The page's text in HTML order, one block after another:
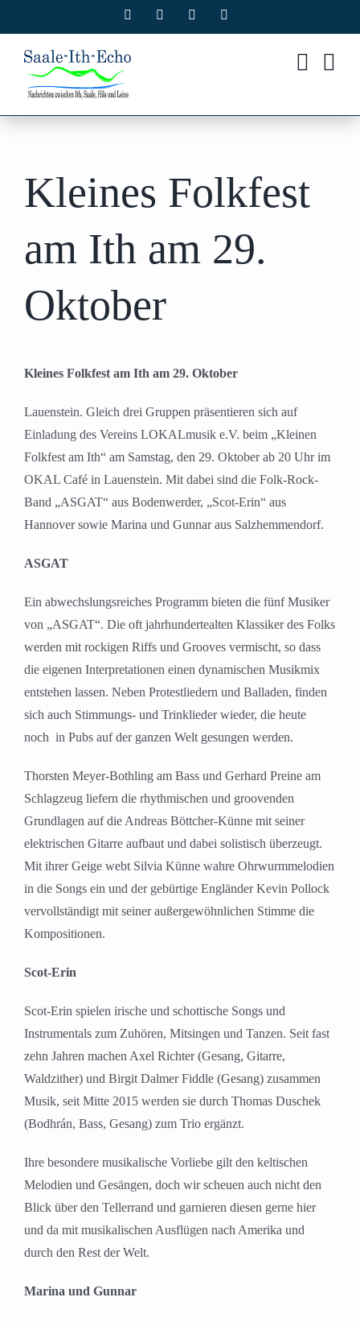
Inhalt
springen
Facebook Instagram
Kleines Folkfest
am Ith am 29.
Oktober
Kleines Folkfest am Ith am 29. Oktober
Lauenstein. Gleich drei Gruppen präsentieren sich auf
Einladung des Vereins LOKALmusik e.V. beim „Kleinen
Folkfest am Ith“ am Samstag, den 29. Oktober ab 20 Uhr im
OKAL Café in Lauenstein. Mit dabei sind die Folk-Rock-
Band „ASGAT“ aus Bodenwerder, „Scot-Erin“ aus
Hannover sowie Marina und Gunnar aus Salzhemmendorf.
ASGAT
Ein abwechslungsreiches Programm bieten die fünf Musiker
von „ASGAT“. Die oft jahrhundertealten Klassiker des Folks
werden mit rockigen Riffs und Grooves vermischt, so dass
die eigenen Interpretationen einen dynamischen Musikmix
entstehen lassen. Neben Protestliedern und Balladen, finden
sich auch Stimmungs- und Trinklieder wieder, die heute
noch in Pubs auf der ganzen Welt gesungen werden.
Thorsten Meyer-Bothling am Bass und Gerhard Preine am
Schlagzeug liefern die rhythmischen und groovenden
Grundlagen auf die Andreas Böttcher-Künne mit seiner
elektrischen Gitarre aufbaut und dabei solistisch überzeugt.
Mit ihrer Geige webt Silvia Künne wahre Ohrwurmmelodien
in die Songs ein und der gebürtige Engländer Kevin Pollock
vervollständigt mit seiner außergewöhnlichen Stimme die
Kompositionen.
Scot-Erin
Scot-Erin spielen irische und schottische Songs und
Instrumentals zum Zuhören, Mitsingen und Tanzen. Seit fast
zehn Jahren machen Axel Richter (Gesang, Gitarre,
Waldzither) und Birgit Dalmer Fiddle (Gesang) zusammen
Musik, seit Mitte 2015 werden sie durch Thomas Duschek
(Bodhrán, Bass, Gesang) zum Trio ergänzt.
Ihre besondere musikalische Vorliebe gilt den keltischen
Melodien und Gesängen, doch wir scheuen auch nicht den
Blick über den Tellerrand und garnieren diesen gerne hier
und da mit musikalischen Ausflügen nach Amerika und
durch den Rest der Welt.
Marina und Gunnar